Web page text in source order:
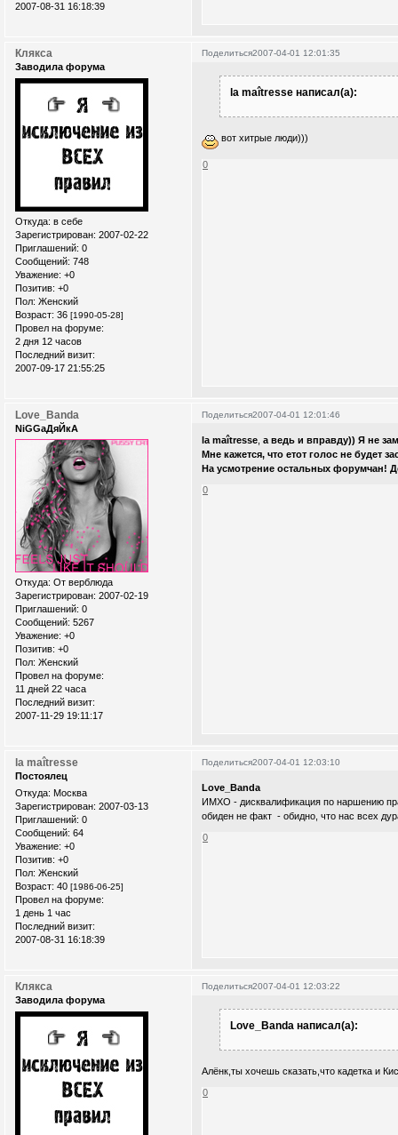
2007-08-31 16:18:39
Поделиться2007-04-01 12:01:35
Клякса
Заводила форума
Откуда: в себе
Зарегистрирован: 2007-02-22
Приглашений: 0
Сообщений: 748
Уважение: +0
Позитив: +0
Пол: Женский
Возраст: 36 [1990-05-28]
Провел на форуме:
2 дня 12 часов
Последний визит:
2007-09-17 21:55:25
la maîtresse написал(а):
вот хитрые люди)))
0
Поделиться2007-04-01 12:01:46
Love_Banda
NiGGaДяЙкА
Откуда: От верблюда
Зарегистрирован: 2007-02-19
Приглашений: 0
Сообщений: 5267
Уважение: +0
Позитив: +0
Пол: Женский
Провел на форуме:
11 дней 22 часа
Последний визит:
2007-11-29 19:11:17
la maîtresse ,а ведь и вправду)) Я не
Мне кажется, что етот голос не будет
На усмотрение остальных форумчан!
0
Поделиться2007-04-01 12:03:10
la maîtresse
Постоялец
Откуда: Москва
Зарегистрирован: 2007-03-13
Приглашений: 0
Сообщений: 64
Уважение: +0
Позитив: +0
Пол: Женский
Возраст: 40 [1986-06-25]
Провел на форуме:
1 день 1 час
Последний визит:
2007-08-31 16:18:39
Love_Banda
ИМХО - дисквалификация по наршению
обиден не факт - обидно, что нас всех
0
Поделиться2007-04-01 12:03:22
Клякса
Заводила форума
Love_Banda написал(а):
Алёнк,ты хочешь сказать,что кадетка и
0